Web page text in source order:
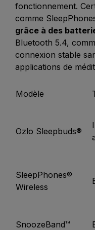
fonctionnement.
comme
grâce à des
Bluetooth 5.4,
connexion stable
applications de
Modèle
Ozlo Sleepbuds®
SleepPhones®
Wireless
SnoozeBand™